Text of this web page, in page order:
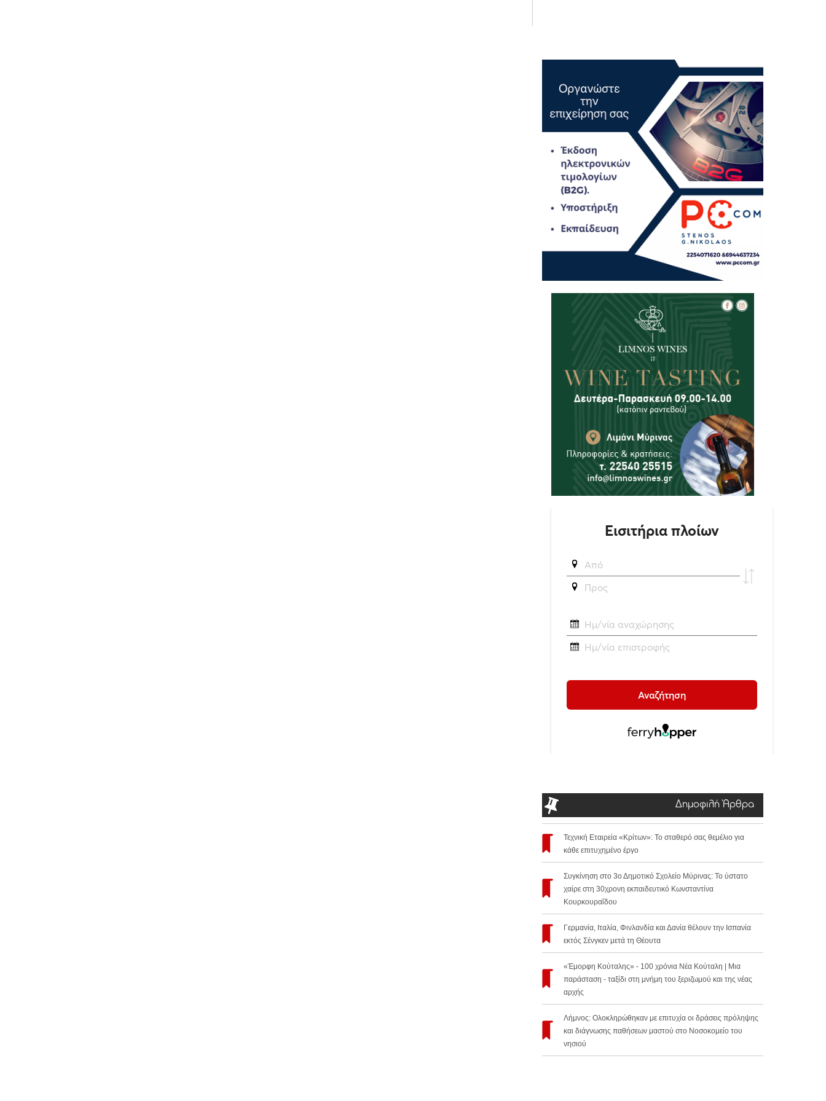
Δημοφιλή Άρθρα
Τεχνική Εταιρεία «Κρίτων»: Το σταθερό σας θεμέλιο για
κάθε επιτυχημένο έργο
Συγκίνηση στο 3ο Δημοτικό Σχολείο Μύρινας: Το ύστατο
χαίρε στη 30χρονη εκπαιδευτικό Κωνσταντίνα
Κουρκουραΐδου
Γερμανία, Ιταλία, Φινλανδία και Δανία θέλουν την Ισπανία
εκτός Σένγκεν μετά τη Θέουτα
«Έμορφη Κούταλης» - 100 χρόνια Νέα Κούταλη | Μια
παράσταση - ταξίδι στη μνήμη του ξεριζωμού και της νέας
αρχής
Λήμνος: Ολοκληρώθηκαν με επιτυχία οι δράσεις πρόληψης
και διάγνωσης παθήσεων μαστού στο Νοσοκομείο του
νησιού